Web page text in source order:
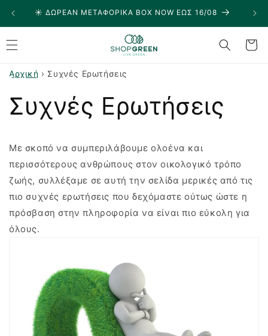
μετάβαση
στο
περιεχόμενο
☀️ ΔΩΡΕΑΝ ΜΕΤΑΦΟΡΙΚΑ BOX NOW ΕΩΣ 16/08 🏠
Καλάθι
Αρχική › Συχνές Ερωτήσεις
Συχνές Ερωτήσεις
Με σκοπό να συμπεριλάβουμε ολοένα και
περισσότερους ανθρώπους στον οικολογικό τρόπο
ζωής, συλλέξαμε σε αυτή την σελίδα μερικές από τις
πιο συχνές ερωτήσεις που δεχόμαστε ούτως ώστε η
πρόσβαση στην πληροφορία να είναι πιο εύκολη για
όλους.